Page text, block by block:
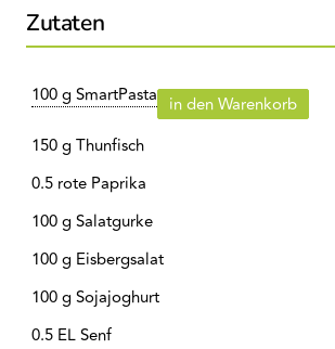
Zutaten
100 g SmartPasta in den Warenkorb
150 g Thunfisch
0.5 rote Paprika
100 g Salatgurke
100 g Eisbergsalat
100 g Sojajoghurt
0.5 EL Senf